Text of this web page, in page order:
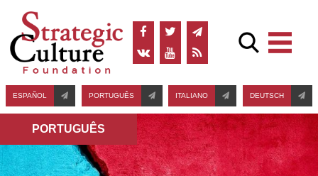
ESPAÑOL PORTUGUÊS ITALIANO DEUTSCH
PORTUGUÊS